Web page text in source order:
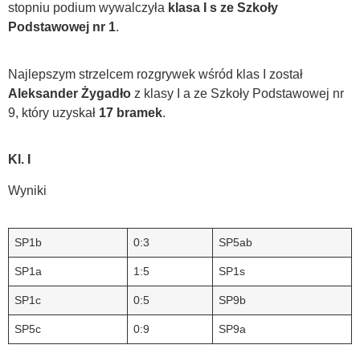
stopniu podium wywalczyła klasa I s ze Szkoły
Podstawowej nr 1.
Najlepszym strzelcem rozgrywek wśród klas I został
Aleksander Żygadło z klasy I a ze Szkoły Podstawowej nr
9, który uzyskał 17 bramek.
Kl. I
Wyniki
SP1b 0:3 SP5ab
SP1a 1:5 SP1s
SP1c 0:5 SP9b
SP5c 0:9 SP9a